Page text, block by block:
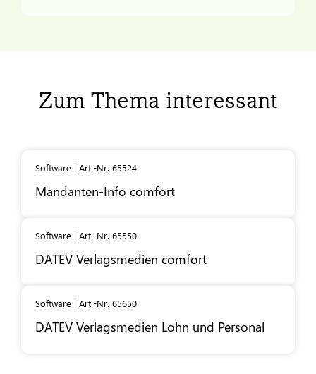
Zum Thema interessant
Software | Art.-Nr. 65524
Mandanten-Info comfort
Software | Art.-Nr. 65550
DATEV Verlagsmedien comfort
Software | Art.-Nr. 65650
DATEV Verlagsmedien Lohn und Personal